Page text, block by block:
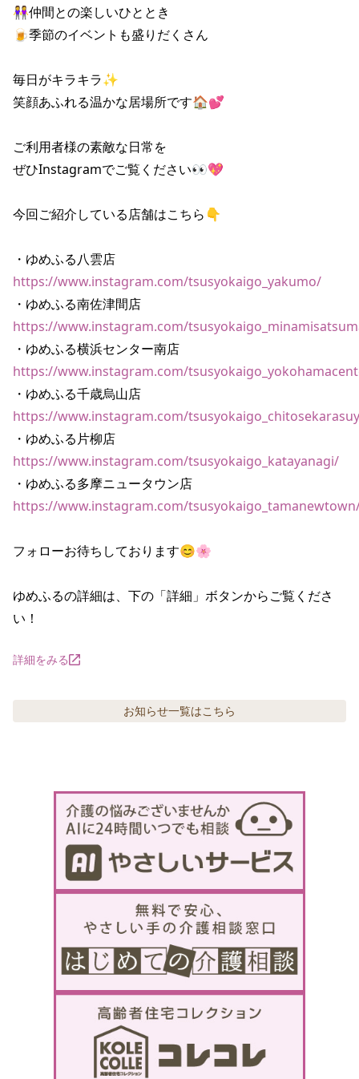
👭仲間との楽しいひととき
🍺季節のイベントも盛りだくさん
毎日がキラキラ✨
笑顔あふれる温かな居場所です🏠💕
ご利用者様の素敵な日常を
ぜひInstagramでご覧ください👀💖
今回ご紹介している店舗はこちら👇
https://www.instagram.com/tsusyokaigo_yakumo/
https://www.instagram.com/
https://www.instagram.com/
https://www.instagram.com/
https://www.instagram.com/tsusyokaigo_katayanagi/
https://www.instagram.com/
フォローお待ちしております😊🌸
ゆめふるの詳細は、下の「詳細」ボタンからご覧くださ
い！
詳細をみる
お知らせ一覧はこちら